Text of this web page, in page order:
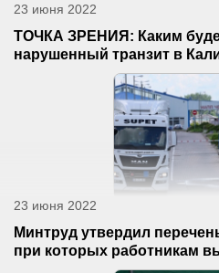
23 июня 2022
ТОЧКА ЗРЕНИЯ: Каким
нарушенный транзит в
23 июня 2022
Минтруд утвердил
при которых работникам